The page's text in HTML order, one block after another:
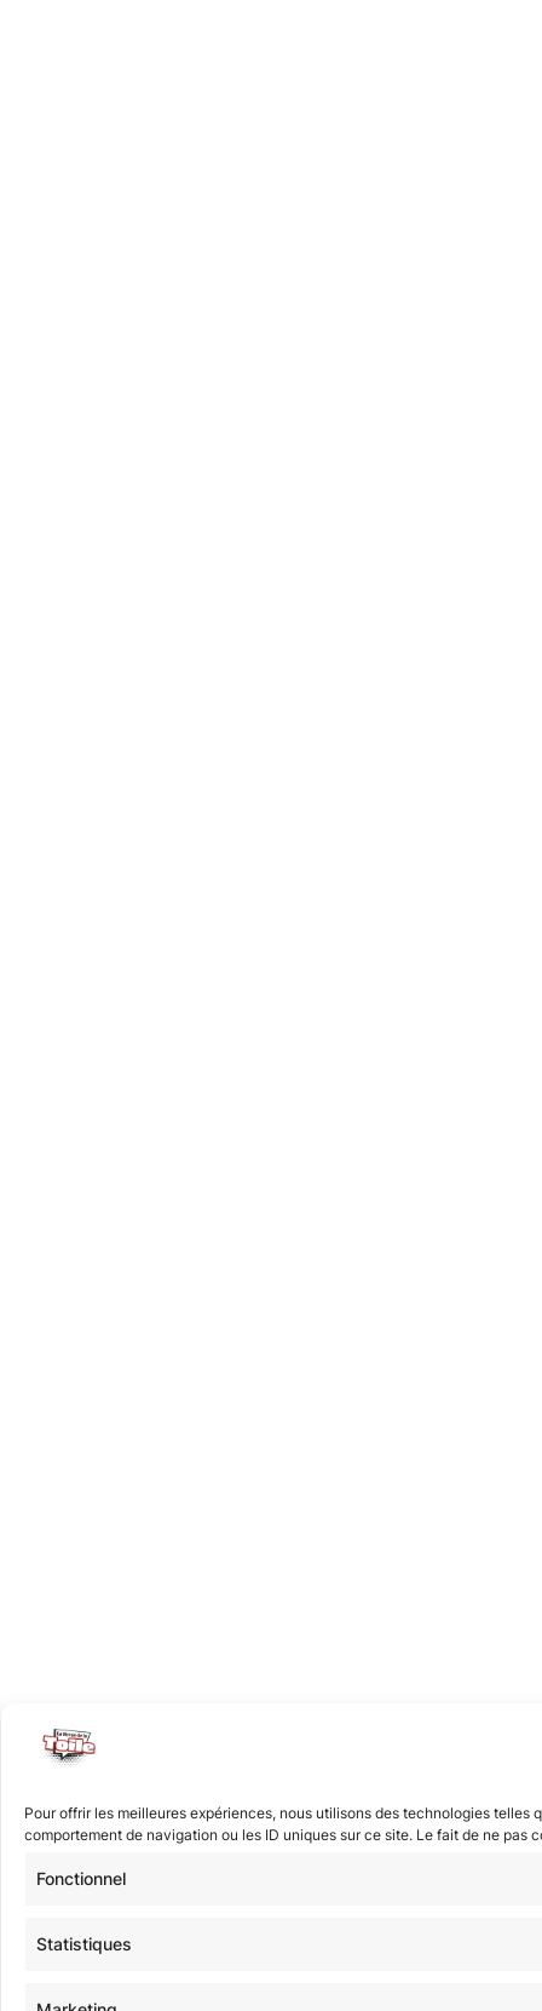
Pour offrir les meilleures expériences, nous utilisons des technologies
comportement de navigation ou les ID uniques sur ce site. Le fait de ne
Fonctionnel
Statistiques